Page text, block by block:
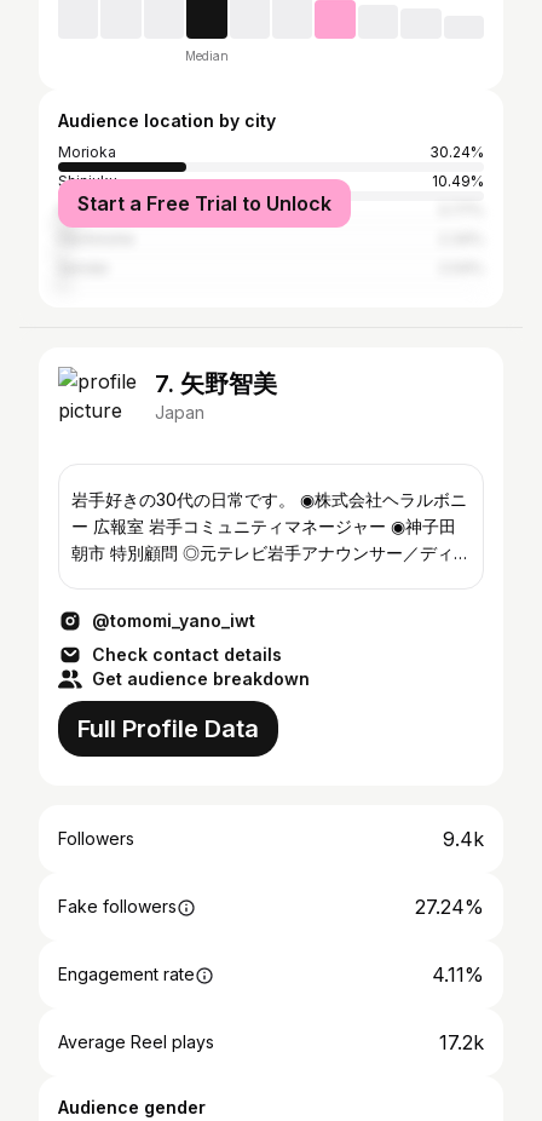
Median
Audience location by city
Morioka
30.24%
Shinjuku
10.49%
Kitakami
Start a Free Trial to Unlock
7. 矢野智美
Japan
岩手好きの30代の日常です。 ◉株式会社ヘラルボニ
ー 広報室 岩手コミュニティマネージャー ◉神子田
朝市 特別顧問 ◎元テレビ岩手アナウンサー／ディレ
@tomomi_yano_iwt
Check contact details
Get audience breakdown
Full Profile Data
Followers 9.4k
Fake followers 27.24%
Engagement rate 4.11%
Average Reel plays 17.2k
Audience gender